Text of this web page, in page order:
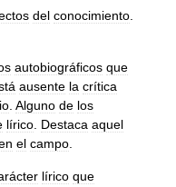
del conocimiento
autobiográficos que
ausente la crítica
Alguno de los
lírico Destaca aquel
el campo
lírico que